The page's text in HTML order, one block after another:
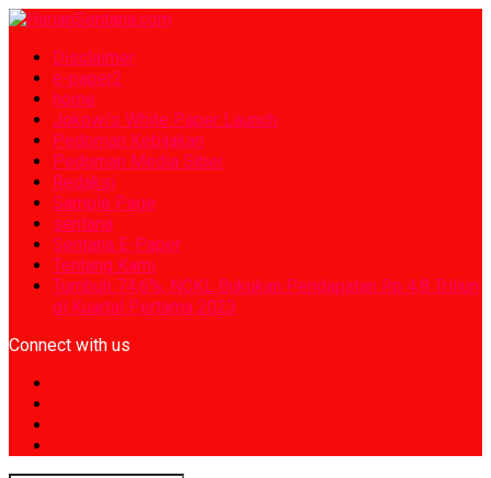
Disclaimer
e-paper2
home
Jokowi’s White Paper Launch
Pedoman Kebijakan
Pedoman Media Siber
Redaksi
Sample Page
sentana
Sentana E-Paper
Tentang Kami
Tumbuh 74,6%, NCKL Bukukan Pendapatan Rp 4,8 Triliun
di Kuartal Pertama 2023
Connect with us